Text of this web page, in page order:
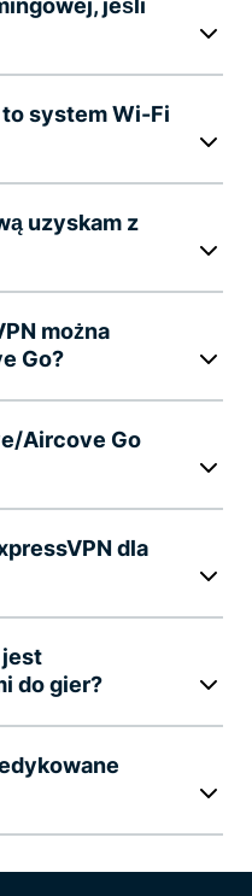
jeśli
system Wi-Fi
uzyskam z
można
Go?
Aircove Go
dla
do gier?